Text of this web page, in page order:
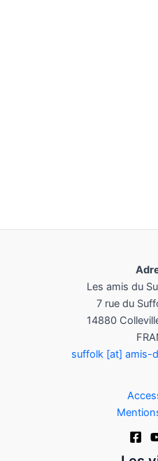
Les amis du
7 rue du
14880
suffolk [at] amis-